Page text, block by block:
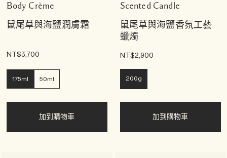
Body Crème
鼠尾草與海鹽潤膚霜
NT$3,700
175ml 50ml
加到購物車
Scented Candle
鼠尾草與海鹽香氛工藝
蠟燭
NT$2,900
200g
加到購物車